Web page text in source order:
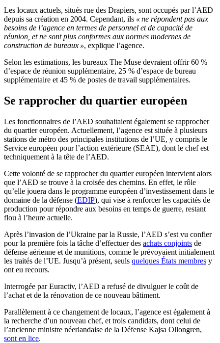
Les locaux actuels, situés rue des Drapiers, sont occupés par l’AED
depuis sa création en 2004. Cependant, ils « ne répondent pas aux
besoins de l’agence en termes de personnel et de capacité de
réunion, et ne sont plus conformes aux normes modernes de
construction de bureaux », explique l’agence.
Selon les estimations, les bureaux The Muse devraient offrir 60 %
d’espace de réunion supplémentaire, 25 % d’espace de bureau
supplémentaire et 45 % de postes de travail supplémentaires.
Se rapprocher du quartier européen
Les fonctionnaires de l’AED souhaitaient également se rapprocher
du quartier européen. Actuellement, l’agence est située à plusieurs
stations de métro des principales institutions de l’UE, y compris le
Service européen pour l’action extérieure (SEAE), dont le chef est
techniquement à la tête de l’AED.
Cette volonté de se rapprocher du quartier européen intervient alors
que l’AED se trouve à la croisée des chemins. En effet, le rôle
qu’elle jouera dans le programme européen d’investissement dans le
domaine de la défense (EDIP), qui vise à renforcer les capacités de
production pour répondre aux besoins en temps de guerre, restant
flou à l’heure actuelle.
Après l’invasion de l’Ukraine par la Russie, l’AED s’est vu confier
pour la première fois la tâche d’effectuer des achats conjoints de
défense aérienne et de munitions, comme le prévoyaient initialement
les traités de l’UE. Jusqu’à présent, seuls quelques États membres y
ont eu recours.
Interrogée par Euractiv, l’AED a refusé de divulguer le coût de
l’achat et de la rénovation de ce nouveau bâtiment.
Parallèlement à ce changement de locaux, l’agence est également à
la recherche d’un nouveau chef, et trois candidats, dont celui de
l’ancienne ministre néerlandaise de la Défense Kajsa Ollongren,
sont en lice.